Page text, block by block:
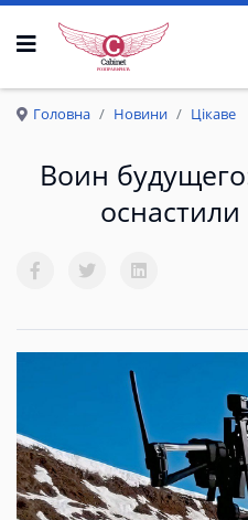
РОЗПРАВКРИЛА
Головна Новини Цікаве
Воин